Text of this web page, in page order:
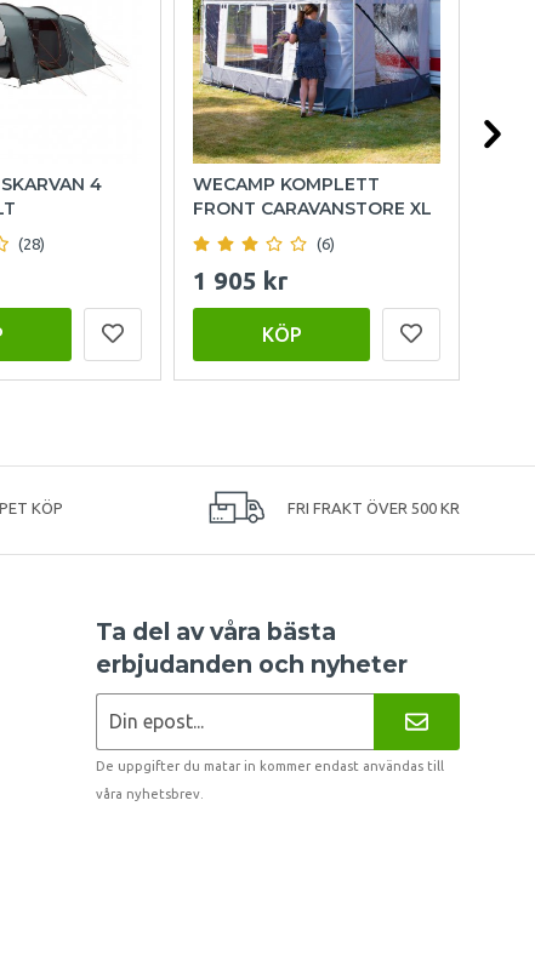
4
(28)
WECAMP KOMPLETT
FRONT CARAVANSTORE XL
(6)
1 905 kr
KÖP
KÖP FRI FRAKT ÖVER 500 KR
Ta del av våra bästa
erbjudanden och nyheter
De uppgifter du matar in kommer endast användas till
våra nyhetsbrev.